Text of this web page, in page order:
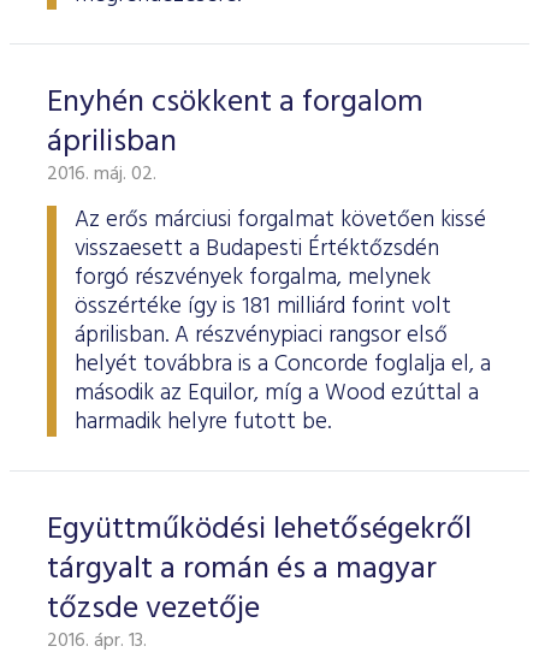
Enyhén csökkent a forgalom
áprilisban
2016. máj. 02.
Az erős márciusi forgalmat követően kissé
visszaesett a Budapesti Értéktőzsdén
forgó részvények forgalma, melynek
összértéke így is 181 milliárd forint volt
áprilisban. A részvénypiaci rangsor első
helyét továbbra is a Concorde foglalja el, a
második az Equilor, míg a Wood ezúttal a
harmadik helyre futott be.
Együttműködési lehetőségekről
tárgyalt a román és a magyar
tőzsde vezetője
2016. ápr. 13.